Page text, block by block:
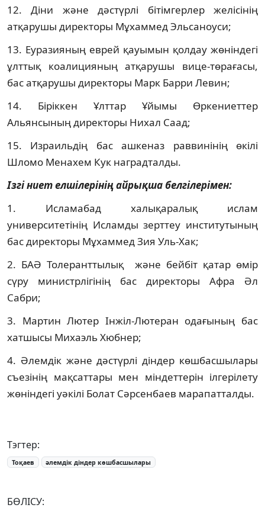
12. Діни және дәстүрлі бітімгерлер желісінің
атқарушы директоры Мұхаммед Эльсаноуси;
13. Еуразияның еврей қауымын қолдау жөніндегі
ұлттық коалицияның атқарушы вице-төрағасы,
бас атқарушы директоры Марк Барри Левин;
14. Біріккен Ұлттар Ұйымы Өркениеттер
Альянсының директоры Нихал Саад;
15. Израильдің бас ашкеназ раввинінің өкілі
Шломо Менахем Кук наградталды.
Ізгі ниет елшілерінің айрықша белгілерімен:
1. Исламабад халықаралық ислам
университетінің Исламды зерттеу институтының
бас директоры Мұхаммед Зия Уль-Хак;
2. БАӘ Толеранттылық және бейбіт қатар өмір
сүру министрлігінің бас директоры Афра Әл
Сабри;
3. Мартин Лютер Інжіл-Лютеран одағының бас
хатшысы Михаэль Хюбнер;
4. Әлемдік және дәстүрлі діндер көшбасшылары
съезінің мақсаттары мен міндеттерін ілгерілету
жөніндегі уәкілі Болат Сәрсенбаев марапатталды.
Тэгтер:
Тоқаев әлемдік діндер көшбасшылары
БӨЛІСУ: